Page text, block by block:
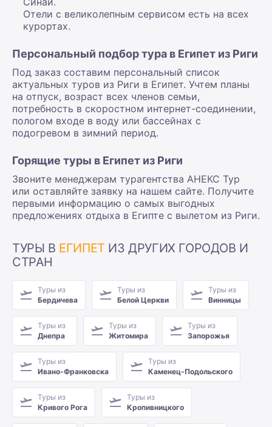
Отели с великолепным сервисом есть на всех
курортах.
Персональный подбор тура в Египет из Риги
Под заказ составим персональный список
актуальных туров из Риги в Египет. Учтем планы
на отпуск, возраст всех членов семьи,
потребность в скоростном интернет-соединении,
пологом входе в воду или бассейнах с
подогревом в зимний период.
Горящие туры в Египет из Риги
Звоните менеджерам турагентства АНЕКС Тур
или оставляйте заявку на нашем сайте. Получите
первыми информацию о самых выгодных
предложениях отдыха в Египте с вылетом из Риги.
ТУРЫ В ЕГИПЕТ ИЗ ДРУГИХ ГОРОДОВ И
СТРАН
Туры из
Бердичева
Туры из
Белой Церкви
Туры из
Винницы
Туры из
Днепра
Туры из
Житомира
Туры из
Запорожья
Туры из
Ивано-Франковска
Туры из
Каменец-Подольского
Туры из
Кривого Рога
Туры из
Кропивницкого